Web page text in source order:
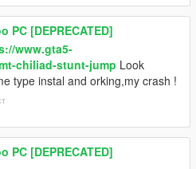
PC [DEPRECATED]
www.gta5-
chiliad-stunt-jump Look
type instal and orking,my crash !
PC [DEPRECATED]